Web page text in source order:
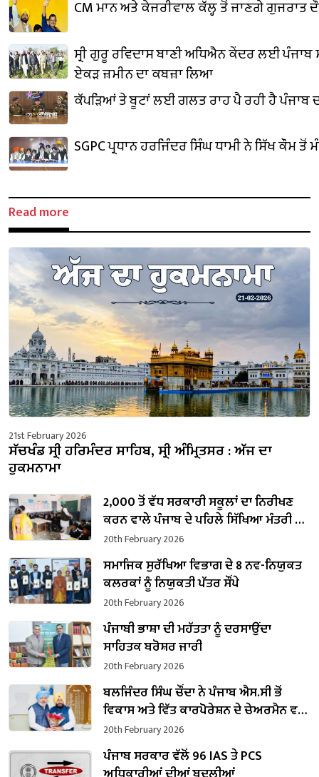
CM ਮਾਨ ਅਤੇ ਕੇਜਰੀਵਾਲ ਕੱਲ੍ਹ ਤੋਂ ਜਾਣਗੇ ਗੁਜਰਾਤ
ਸ੍ਰੀ ਗੁਰੂ ਰਵਿਦਾਸ ਬਾਣੀ ਅਧਿਐਨ ਕੇਂਦਰ ਲਈ ਪੰਜਾਬ
ਏਕੜ ਜ਼ਮੀਨ ਦਾ ਕਬਜ਼ਾ ਲਿਆ
ਕੱਪੜਿਆਂ ਤੇ ਬੂਟਾਂ ਲਈ ਗਲਤ ਰਾਹ ਪੈ ਰਹੀ ਹੈ ਪੰਜਾਬ
SGPC ਪ੍ਰਧਾਨ ਹਰਜਿੰਦਰ ਸਿੰਘ ਧਾਮੀ ਨੇ ਸਿੱਖ ਕੌਮ
Read more
21st February 2026
ਸੱਚਖੰਡ ਸ੍ਰੀ ਹਰਿਮੰਦਰ ਸਾਹਿਬ, ਸ੍ਰੀ ਅੰਮ੍ਰਿਤਸਰ : ਅੱਜ ਦਾ
ਹੁਕਮਨਾਮਾ
2,000 ਤੋਂ ਵੱਧ ਸਰਕਾਰੀ ਸਕੂਲਾਂ ਦਾ ਨਿਰੀਖਣ
ਕਰਨ ਵਾਲੇ ਪੰਜਾਬ ਦੇ ਪਹਿਲੇ ਸਿੱਖਿਆ ਮੰਤਰੀ ਬਣੇ
ਹਰਜੋਤ ਸਿੰਘ ਬੈਂਸ
20th February 2026
ਸਮਾਜਿਕ ਸੁਰੱਖਿਆ ਵਿਭਾਗ ਦੇ 8 ਨਵ-ਨਿਯੁਕਤ
ਕਲਰਕਾਂ ਨੂੰ ਨਿਯੁਕਤੀ ਪੱਤਰ ਸੌਂਪੇ
20th February 2026
ਪੰਜਾਬੀ ਭਾਸ਼ਾ ਦੀ ਮਹੱਤਤਾ ਨੂੰ ਦਰਸਾਉਂਦਾ
ਸਾਹਿਤਕ ਬਰੋਸ਼ਰ ਜਾਰੀ
20th February 2026
ਬਲਜਿੰਦਰ ਸਿੰਘ ਚੌਂਦਾ ਨੇ ਪੰਜਾਬ ਐਸ.ਸੀ ਭੋਂ
ਵਿਕਾਸ ਅਤੇ ਵਿੱਤ ਕਾਰਪੋਰੇਸ਼ਨ ਦੇ ਚੇਅਰਮੈਨ ਵਜੋਂ
ਸੰਭਾਲਿਆ ਕਾਰਜਭਾਰ
20th February 2026
ਪੰਜਾਬ ਸਰਕਾਰ ਵੱਲੋਂ 96 IAS ਤੇ PCS